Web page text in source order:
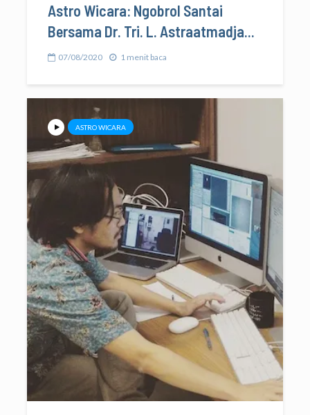
Astro Wicara: Ngobrol Santai
Bersama Dr. Tri. L. Astraatmadja...
07/08/2020 1 menit baca
ASTRO WICARA